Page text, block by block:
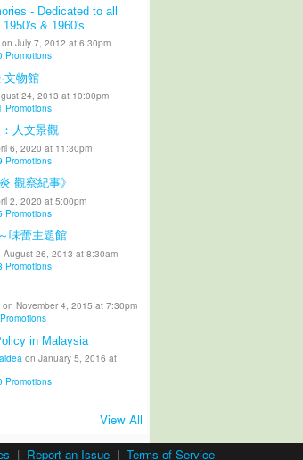
- Dedicated to all
& 1960's
July 7, 2012 at 6:30pm
Promotions
文物館
24, 2013 at 10:00pm
Promotions
人文景觀
6, 2020 at 11:30pm
Promotions
觀察紀事》
2, 2020 at 5:00pm
Promotions
味蕾主題館
August 26, 2013 at 8:30am
Promotions
on November 4, 2015 at 7:30pm
Promotions
in Malaysia
on January 5, 2016 at
Promotions
View All
| Report an Issue | Terms of Service